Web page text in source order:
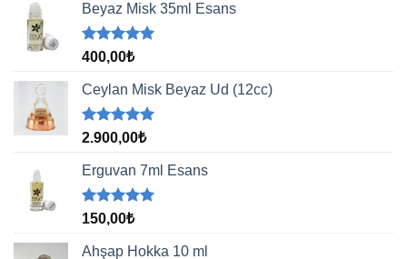
Beyaz Misk 35ml Esans
5 üzerinden
aldı
400,00₺
Ceylan Misk Beyaz Ud (12cc)
5 üzerinden
aldı
2.900,00₺
Erguvan 7ml Esans
5 üzerinden
aldı
150,00₺
Ahşap Hokka 10 ml